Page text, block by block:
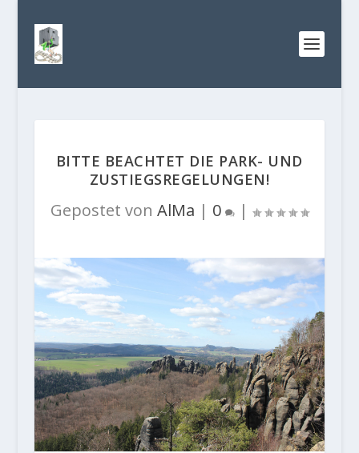
BITTE BEACHTET DIE PARK- UND
ZUSTIEGSREGELUNGEN!
Gepostet von AlMa | 0 |